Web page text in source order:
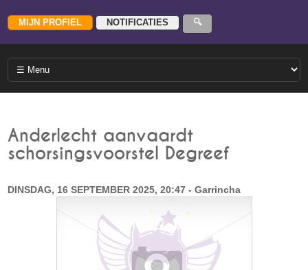
Anderlecht aanvaardt
schorsingsvoorstel Degreef
DINSDAG, 16 SEPTEMBER 2025, 20:47 - Garrincha